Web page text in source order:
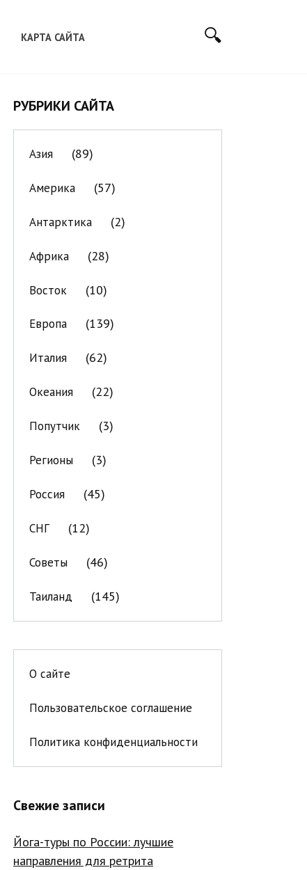
КАРТА САЙТА
РУБРИКИ САЙТА
Азия (89)
Америка (57)
Антарктика (2)
Африка (28)
Восток (10)
Европа (139)
Италия (62)
Океания (22)
Попутчик (3)
Регионы (3)
Россия (45)
СНГ (12)
Советы (46)
Таиланд (145)
О сайте
Пользовательское соглашение
Политика конфиденциальности
Свежие записи
Йога-туры по России: лучшие
направления для ретрита